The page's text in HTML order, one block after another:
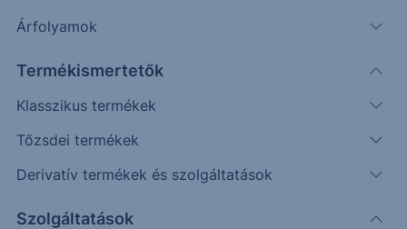
Árfolyamok
Termékismertetők
Klasszikus termékek
Tőzsdei termékek
Derivatív termékek és szolgáltatások
Szolgáltatások
Timeframe
Ellenállások
Napos